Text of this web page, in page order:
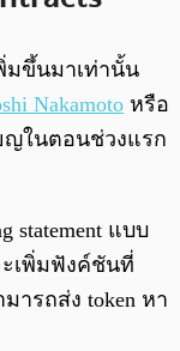
มขึ้นมาเท่านั้น
Nakamoto หรือ
ญในตอนช่วงแรก
statement แบบ
เพิ่มฟังค์ชันที่
ารถส่ง token หา